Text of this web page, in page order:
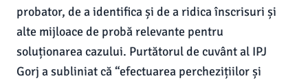
probator, de a identifica și de a ridica înscrisuri și
alte mijloace de probă relevante pentru
soluționarea cazului. Purtătorul de cuvânt al IPJ
Gorj a subliniat că “efectuarea perchezițiilor și